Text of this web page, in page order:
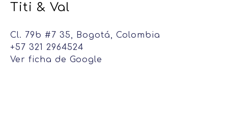
Titi & Val
Cl. 79b #7 35, Bogotá, Colombia
+57 321 2964524
Ver ficha de Google